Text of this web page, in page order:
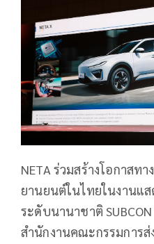
NETA ร่วมสร้างโอกาส
ยานยนต์ในไทยในงานแ
ระดับนานาชาติ
สำนักงานคณะกรรมการส่